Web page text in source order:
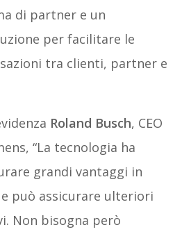
di partner e un
per facilitare le
tra clienti, partner e
Roland Busch, CEO
“La tecnologia ha
grandi vantaggi in
può assicurare ulteriori
Non bisogna però